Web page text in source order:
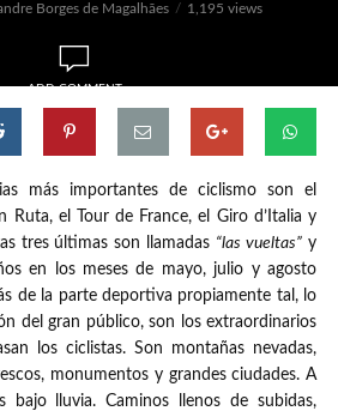
Borges de Magalhães 1,195 views
ADD COMMENT
más importantes de ciclismo son el
Ruta, el Tour de France, el Giro d’Italia y
tres últimas son llamadas “las vueltas” y
en los meses de mayo, julio y agosto
de la parte deportiva propiamente tal, lo
del gran público, son los extraordinarios
los ciclistas. Son montañas nevadas,
monumentos y grandes ciudades. A
bajo lluvia. Caminos llenos de subidas,